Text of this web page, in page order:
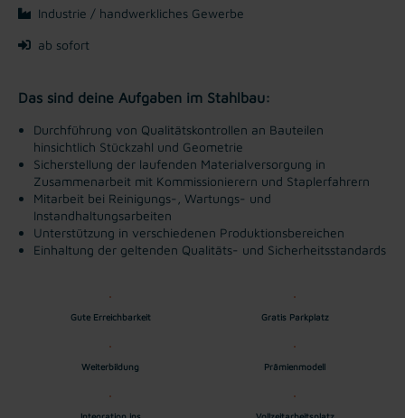
Industrie / handwerkliches Gewerbe
ab sofort
Das sind deine Aufgaben im Stahlbau:
Durchführung von Qualitätskontrollen an Bauteilen
hinsichtlich Stückzahl und Geometrie
Sicherstellung der laufenden Materialversorgung in
Zusammenarbeit mit Kommissionierern und Staplerfahrern
Mitarbeit bei Reinigungs-, Wartungs- und
Instandhaltungsarbeiten
Unterstützung in verschiedenen Produktionsbereichen
Einhaltung der geltenden Qualitäts- und Sicherheitsstandards
Gute Erreichbarkeit Gratis Parkplatz
Weiterbildung Prämienmodell